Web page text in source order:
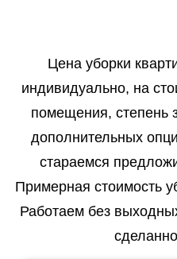
Цена уборки
индивидуально, на
помещения, степень
дополнительных
стараемся
Примерная стоимость
Работаем без